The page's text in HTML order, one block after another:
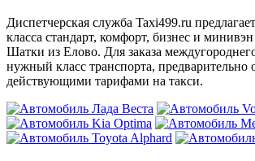
Диспетчерская служба Taxi499.ru
класса стандарт, комфорт, бизнес и
Шатки из Елово. Для заказа
нужный класс транспорта, предварительно
действующими тарифами на такси.